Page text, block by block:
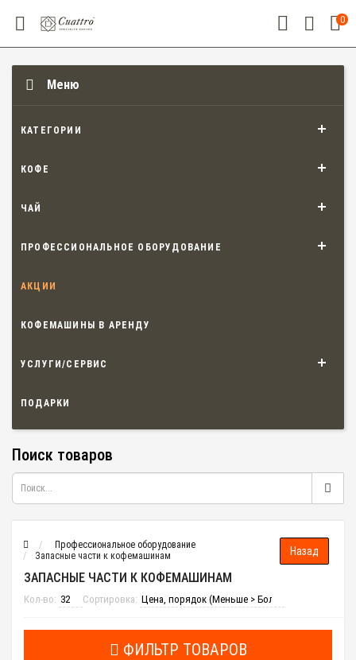
0
Меню
КАТЕГОРИИ
КОФЕ
ЧАЙ
ПРОФЕССИОНАЛЬНОЕ ОБОРУДОВАНИЕ
АКЦИИ
КОФЕМАШИНЫ В АРЕНДУ
УСЛУГИ/СЕРВИС
ПОДАРКИ
Поиск товаров
Профессиональное оборудование
Запасные части к кофемашинам
ЗАПАСНЫЕ ЧАСТИ К КОФЕМАШИНАМ
Кол-во: Сортировка:
ФИЛЬТР ТОВАРОВ